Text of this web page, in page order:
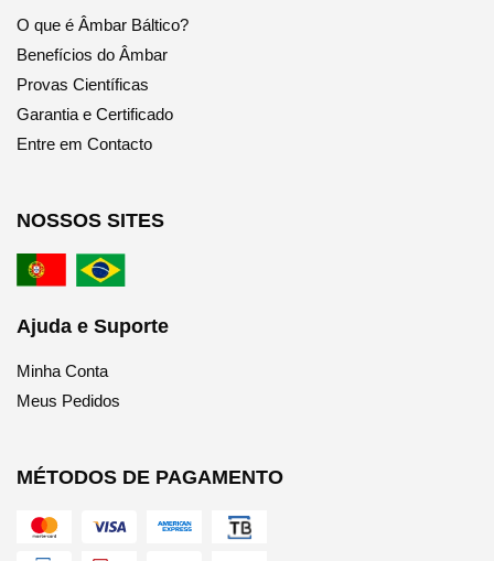
O que é Âmbar Báltico?
Benefícios do Âmbar
Provas Científicas
Garantia e Certificado
Entre em Contacto
NOSSOS SITES
Ajuda e Suporte
Minha Conta
Meus Pedidos
MÉTODOS DE PAGAMENTO